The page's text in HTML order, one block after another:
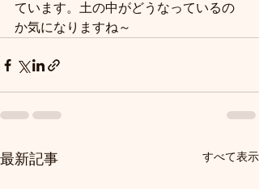
ています。土の中がどうなっているの
か気になりますね～
最新記事 すべて表示